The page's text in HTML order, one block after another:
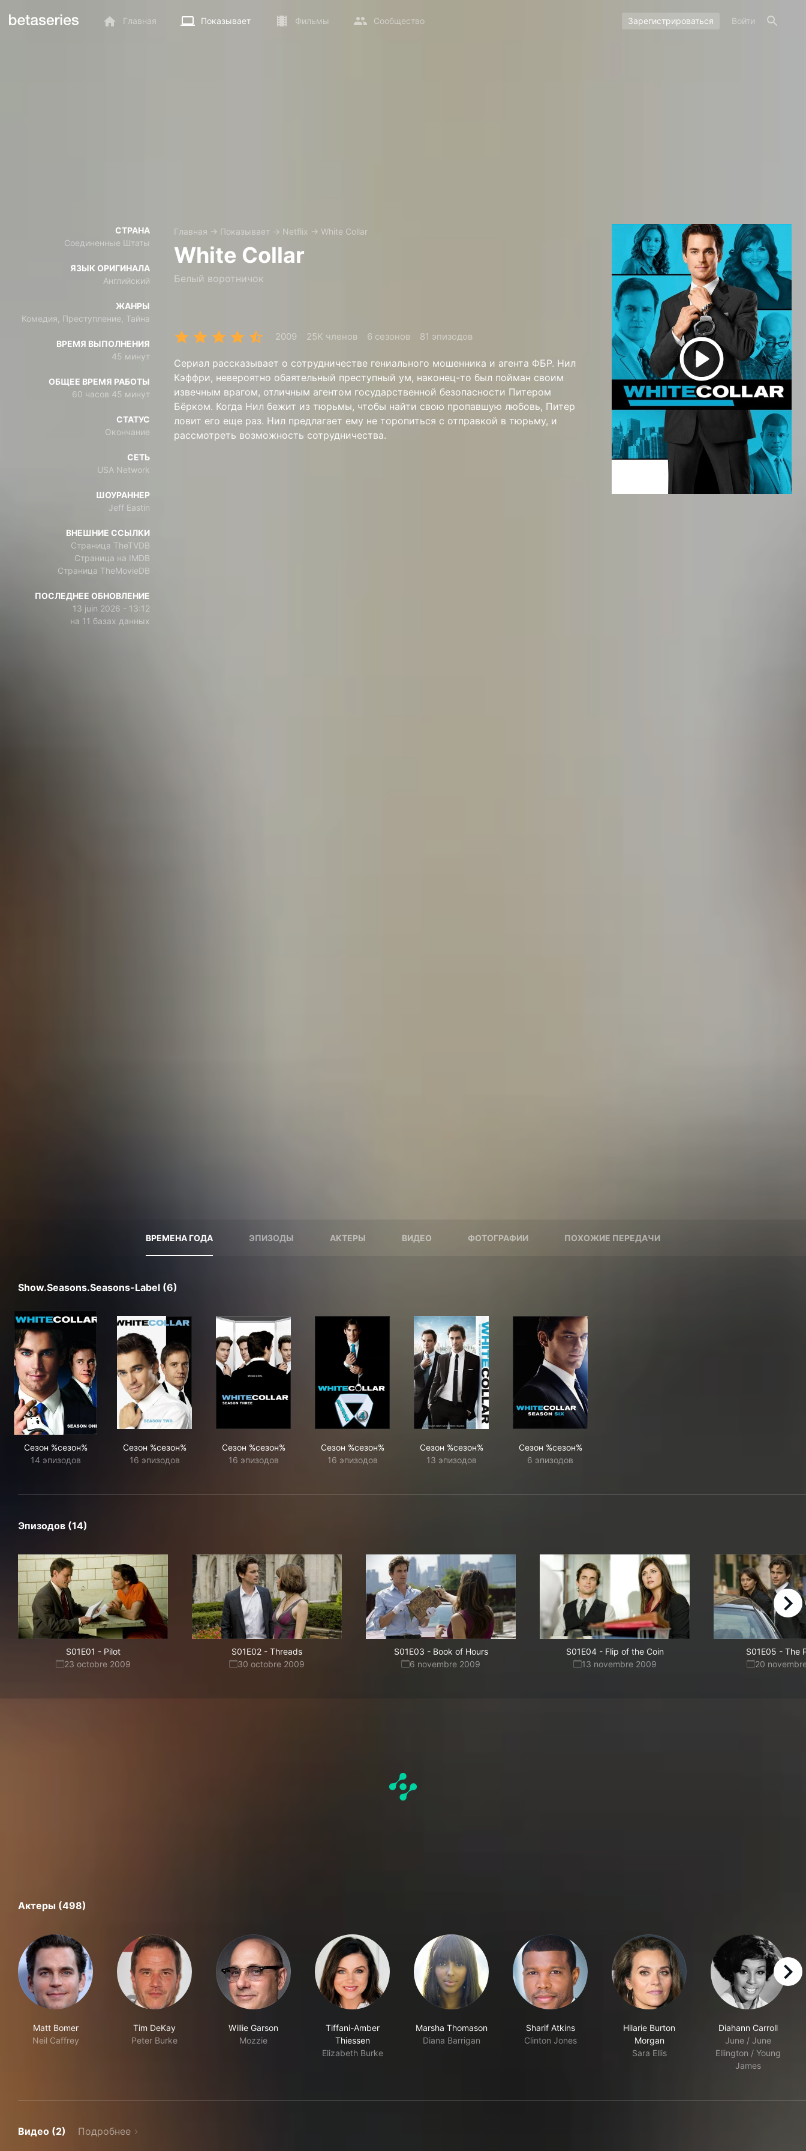
Главная Показывает Фильмы Сообщество Зарегистрироваться Войти
СТРАНА
Соединенные Штаты
ЯЗЫК ОРИГИНАЛА
Английский
ЖАНРЫ
Комедия, Преступление, Тайна
ВРЕМЯ ВЫПОЛНЕНИЯ
45 минут
ОБЩЕЕ ВРЕМЯ РАБОТЫ
60 часов 45 минут
СТАТУС
Окончание
СЕТЬ
USA Network
ШОУРАННЕР
Jeff Eastin
ВНЕШНИЕ ССЫЛКИ
Страница TheTVDB
Страница на IMDB
Страница TheMovieDB
ПОСЛЕДНЕЕ ОБНОВЛЕНИЕ
13 juin 2026 - 13:12
на 11 базах данных
Главная → Показывает → Netflix → White Collar
White Collar
Белый воротничок
2009 25K членов 6 сезонов 81 эпизодов
Сериал рассказывает о сотрудничестве гениального мошенника и агента ФБР. Нил
Кэффри, невероятно обаятельный преступный ум, наконец-то был пойман своим
извечным врагом, отличным агентом государственной безопасности Питером
Бёрком. Когда Нил бежит из тюрьмы, чтобы найти свою пропавшую любовь, Питер
ловит его еще раз. Нил предлагает ему не торопиться с отправкой в тюрьму, и
рассмотреть возможность сотрудничества.
ВРЕМЕНА ГОДА ЭПИЗОДЫ АКТЕРЫ ВИДЕО ФОТОГРАФИИ ПОХОЖИЕ ПЕРЕДАЧИ
Show.seasons.seasons-Label (6)
Сезон %сезон%
14 эпизодов
Сезон %сезон%
16 эпизодов
Сезон %сезон%
16 эпизодов
Сезон %сезон%
16 эпизодов
Сезон %сезон%
13 эпизодов
Сезон %сезон%
6 эпизодов
Эпизодов (14)
S01E01 - Pilot
23 octobre 2009
S01E02 - Threads
30 octobre 2009
S01E03 - Book of Hours
6 novembre 2009
S01E04- Flip of the Coin
13 novembre 2009
S01E05 - The
20
right
Актеры (498)
Matt Bomer
Neil Caffrey
Tim DeKay
Peter Burke
Willie Garson
Mozzie
Tiffani-Amber
Thiessen
Elizabeth Burke
Marsha Thomason
Diana Barrigan
Sharif Atkins
Clinton Jones
Hilarie Burton
Morgan
Sara Ellis
Diahann Carroll
June / June
Ellington / Young
James
right
Видео (2) Подробнее